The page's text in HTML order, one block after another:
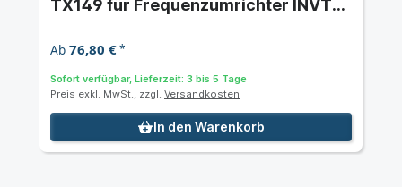
TX149 für Frequenzumrichter INVT
Ab 76,80 €*
Sofort verfügbar, Lieferzeit: 3 bis 5 Tage
Preis exkl. MwSt., zzgl. Versandkosten
In den Warenkorb